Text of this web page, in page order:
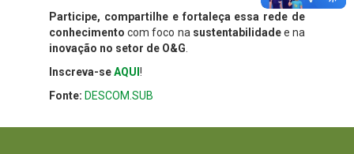
Participe, compartilhe e fortaleça essa rede de
conhecimento com foco na sustentabilidadee na
inovação no setor de O&G.
Inscreva-seAQUI !
Fonte: DESCOM.SUB